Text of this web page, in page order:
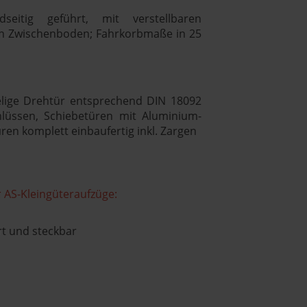
geführt, mit verstellbaren
Fahrkorbmaße in 25
Drehtür entsprechend DIN 18092
Schiebetüren mit Aluminium-
komplett einbaufertig inkl. Zargen
Kleingüteraufzüge:
und steckbar